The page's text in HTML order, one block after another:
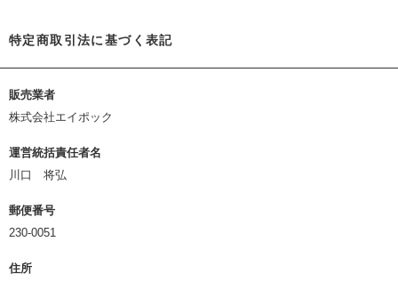
特定商取引法に基づく表記
販売業者
株式会社エイポック
運営統括責任者名
川口 将弘
郵便番号
230-0051
住所